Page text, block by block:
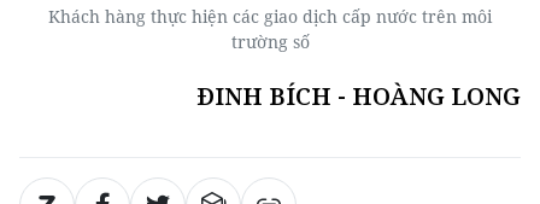
Khách hàng thực hiện các giao dịch cấp nước trên môi
trường số
ĐINH BÍCH - HOÀNG LONG